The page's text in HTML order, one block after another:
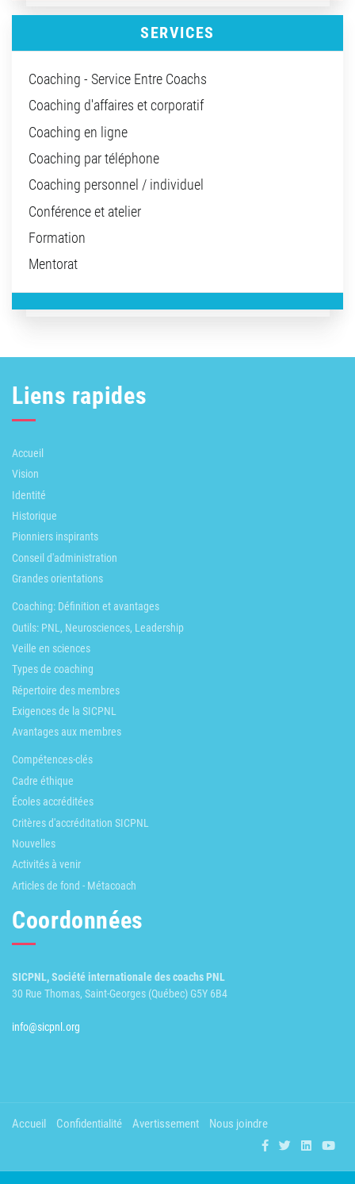
SERVICES
Coaching - Service Entre Coachs
Coaching d'affaires et corporatif
Coaching en ligne
Coaching par téléphone
Coaching personnel / individuel
Conférence et atelier
Formation
Mentorat
Liens rapides
Accueil
Vision
Identité
Historique
Pionniers inspirants
Conseil d'administration
Grandes orientations
Coaching: Définition et avantages
Outils: PNL, Neurosciences, Leadership
Veille en sciences
Types de coaching
Répertoire des membres
Exigences de la SICPNL
Avantages aux membres
Compétences-clés
Cadre éthique
Écoles accréditées
Critères d'accréditation SICPNL
Nouvelles
Activités à venir
Articles de fond - Métacoach
Coordonnées
SICPNL, Société internationale des coachs PNL
30 Rue Thomas, Saint-Georges (Québec) G5Y 6B4
info@sicpnl.org
Accueil Confidentialité Avertissement Nous joindre